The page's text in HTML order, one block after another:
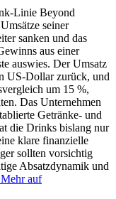
Linie Beyond
seiner
sanken und das
aus einer
auswies. Der Umsatz
US-Dollar zurück, und
um 15 %,
Das Unternehmen
Getränke- und
die Drinks bislang nur
klare finanzielle
sollten vorsichtig
Absatzdynamik und
auf